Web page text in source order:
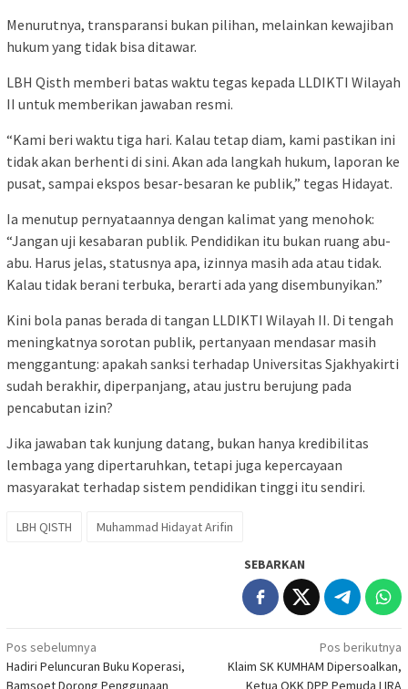
Menurutnya, transparansi bukan pilihan, melainkan kewajiban
hukum yang tidak bisa ditawar.
LBH Qisth memberi batas waktu tegas kepada LLDIKTI Wilayah
II untuk memberikan jawaban resmi.
“Kami beri waktu tiga hari. Kalau tetap diam, kami pastikan ini
tidak akan berhenti di sini. Akan ada langkah hukum, laporan ke
pusat, sampai ekspos besar-besaran ke publik,” tegas Hidayat.
Ia menutup pernyataannya dengan kalimat yang menohok:
“Jangan uji kesabaran publik. Pendidikan itu bukan ruang abu-
abu. Harus jelas, statusnya apa, izinnya masih ada atau tidak.
Kalau tidak berani terbuka, berarti ada yang disembunyikan.”
Kini bola panas berada di tangan LLDIKTI Wilayah II. Di tengah
meningkatnya sorotan publik, pertanyaan mendasar masih
menggantung: apakah sanksi terhadap Universitas Sjakhyakirti
sudah berakhir, diperpanjang, atau justru berujung pada
pencabutan izin?
Jika jawaban tak kunjung datang, bukan hanya kredibilitas
lembaga yang dipertaruhkan, tetapi juga kepercayaan
masyarakat terhadap sistem pendidikan tinggi itu sendiri.
LBH QISTH Muhammad Hidayat Arifin
SEBARKAN
Navigasi
pos
Pos sebelumnya
Hadiri Peluncuran Buku Koperasi,
Pos berikutnya
Klaim SK KUMHAM Dipersoalkan,